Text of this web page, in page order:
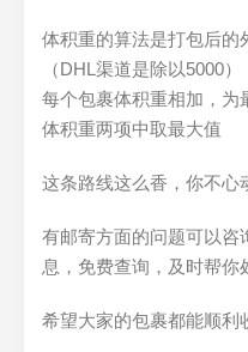
体积重的算法是打包后的
（DHL渠道是除以5000
每个包裹体积重相加，为
体积重两项中取最大值
这条路线这么香，你不心
有邮寄方面的问题可以咨
息，免费查询，及时帮你
希望大家的包裹都能顺利